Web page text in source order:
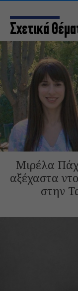
Σχετικά
Μιρέλα
αξέχαστα
στην